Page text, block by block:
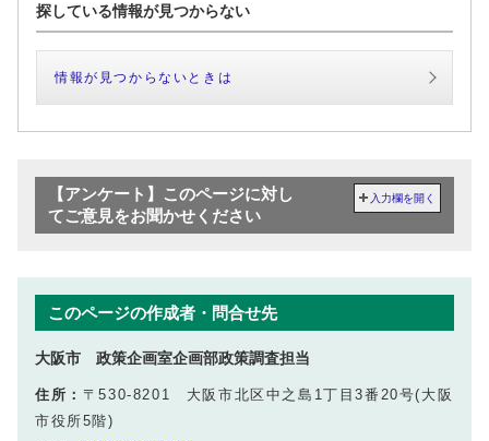
探している情報が見つからない
情報が見つからないときは
【アンケート】このページに対し
てご意見をお聞かせください
入力欄を開く
このページの作成者・問合せ先
大阪市 政策企画室企画部政策調査担当
住所： 〒530-8201 大阪市北区中之島1丁目3番20号(大阪
市役所5階)